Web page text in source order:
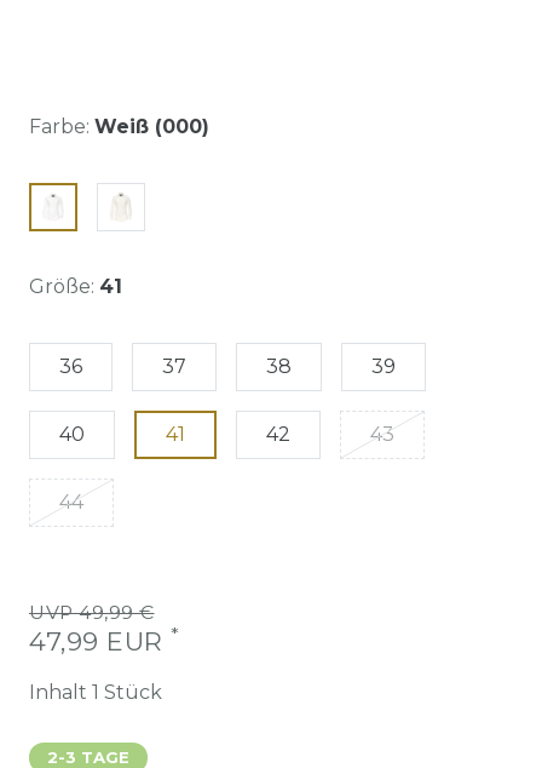
Farbe: Weiß (000)
Größe: 41
36 37 38 39
40 41 42 43
44
UVP 49,99 €
47,99 EUR *
Inhalt 1 Stück
2-3 TAGE